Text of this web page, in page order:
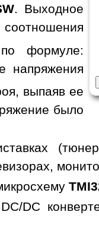
. Выходное
формуле:
напряжения
выпаяв ее
было
DC